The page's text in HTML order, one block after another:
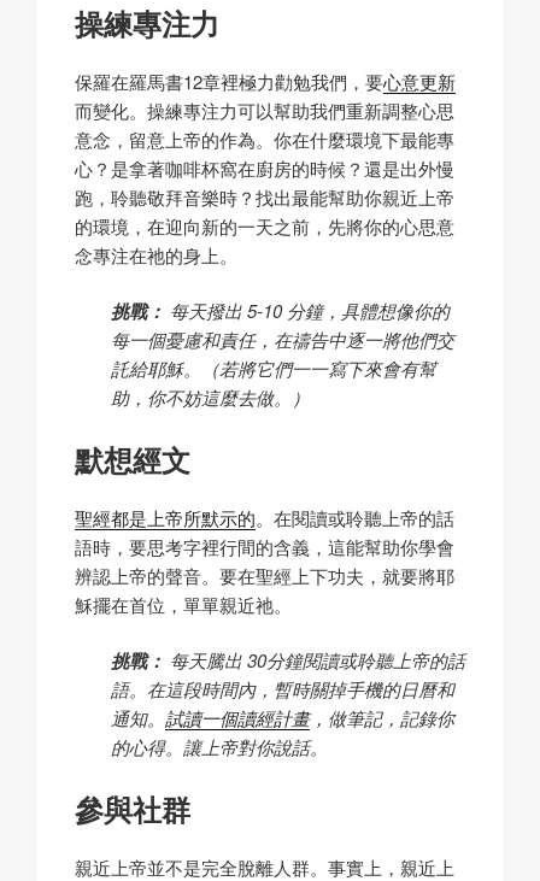
操練專注力
保羅在羅馬書12章裡極力勸勉我們，要心意更新
而變化。操練專注力可以幫助我們重新調整心思
意念，留意上帝的作為。你在什麼環境下最能專
心？是拿著咖啡杯窩在廚房的時候？還是出外慢
跑，聆聽敬拜音樂時？找出最能幫助你親近上帝
的環境，在迎向新的一天之前，先將你的心思意
念專注在祂的身上。
挑戰： 每天撥出 5-10 分鐘，具體想像你的
每一個憂慮和責任，在禱告中逐一將他們交
託給耶穌。（若將它們一一寫下來會有幫
助，你不妨這麼去做。）
默想經文
聖經都是上帝所默示的。在閱讀或聆聽上帝的話
語時，要思考字裡行間的含義，這能幫助你學會
辨認上帝的聲音。要在聖經上下功夫，就要將耶
穌擺在首位，單單親近祂。
挑戰： 每天騰出 30分鐘閱讀或聆聽上帝的話
語。在這段時間內，暫時關掉手機的日曆和
通知。 試讀一個讀經計畫，做筆記，記錄你
的心得。讓上帝對你說話。
參與社群
親近上帝並不是完全脫離人群。事實上，親近上